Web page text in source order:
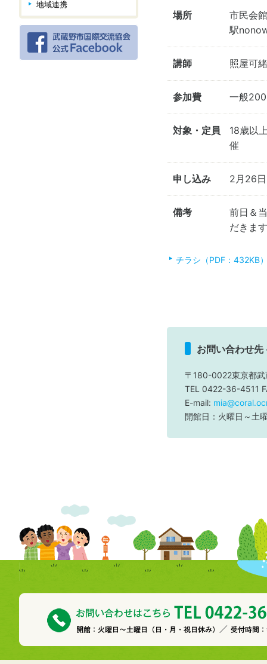
地域連携
場所
市民会
駅
講師 照屋可
参加費 一般
対象・定員
18歳以
催
申し込み 2月26
備考
前日＆
だきま
チラシ（PDF：432KB
お問い合わせ先
〒180-0022東京都
TEL 0422-36-4511
E-mail:
開館日：火曜日～土